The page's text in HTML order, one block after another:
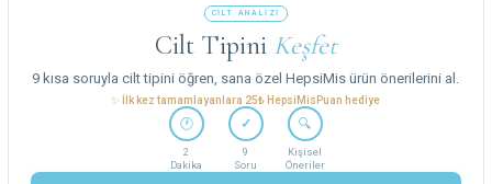
CİLT ANALİZİ
Cilt Tipini Keşfet
9 kısa soruyla cilt tipini öğren, sana özel HepsiMis ürün önerilerini al.
✨ İlk kez tamamlayanlara 25₺ HepsiMisPuan hediye
🕐
2
Dakika
✓
9
Soru
🔍
Kişisel
Öneriler